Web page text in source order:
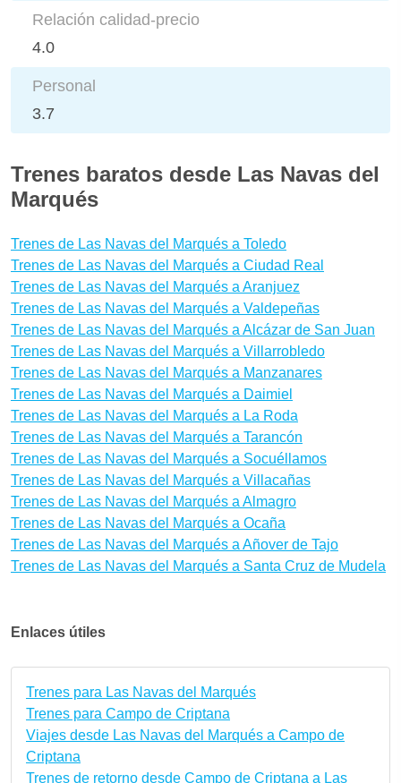
Relación calidad-precio
4.0
Personal
3.7
Trenes baratos desde Las Navas del
Marqués
Trenes de Las Navas del Marqués a Toledo
Trenes de Las Navas del Marqués a Ciudad Real
Trenes de Las Navas del Marqués a Aranjuez
Trenes de Las Navas del Marqués a Valdepeñas
Trenes de Las Navas del Marqués a Alcázar de San Juan
Trenes de Las Navas del Marqués a Villarrobledo
Trenes de Las Navas del Marqués a Manzanares
Trenes de Las Navas del Marqués a Daimiel
Trenes de Las Navas del Marqués a La Roda
Trenes de Las Navas del Marqués a Tarancón
Trenes de Las Navas del Marqués a Socuéllamos
Trenes de Las Navas del Marqués a Villacañas
Trenes de Las Navas del Marqués a Almagro
Trenes de Las Navas del Marqués a Ocaña
Trenes de Las Navas del Marqués a Añover de Tajo
Trenes de Las Navas del Marqués a Santa Cruz de Mudela
Enlaces útiles
Trenes para Las Navas del Marqués
Trenes para Campo de Criptana
Viajes desde Las Navas del Marqués a Campo de
Criptana
Trenes de retorno desde Campo de Criptana a Las